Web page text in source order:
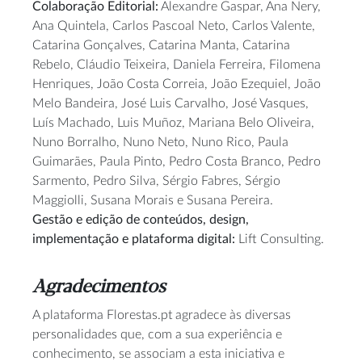
Colaboração Editorial: Alexandre Gaspar, Ana Nery,
Ana Quintela, Carlos Pascoal Neto, Carlos Valente,
Catarina Gonçalves, Catarina Manta, Catarina
Rebelo, Cláudio Teixeira, Daniela Ferreira, Filomena
Henriques, João Costa Correia, João Ezequiel, João
Melo Bandeira, José Luis Carvalho, José Vasques,
Luís Machado, Luis Muñoz, Mariana Belo Oliveira,
Nuno Borralho, Nuno Neto, Nuno Rico, Paula
Guimarães, Paula Pinto, Pedro Costa Branco, Pedro
Sarmento, Pedro Silva, Sérgio Fabres, Sérgio
Maggiolli, Susana Morais e Susana Pereira.
Gestão e edição de conteúdos, design,
implementação e plataforma digital: Lift Consulting.
Agradecimentos
A plataforma Florestas.pt agradece às diversas
personalidades que, com a sua experiência e
conhecimento, se associam a esta iniciativa e